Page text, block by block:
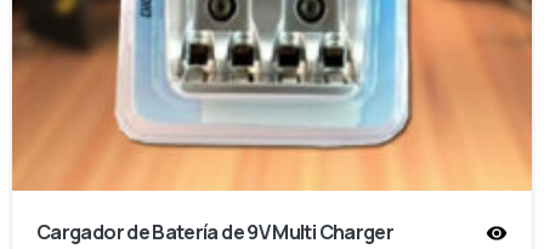
Cargador de Batería de 9V Multi Charger